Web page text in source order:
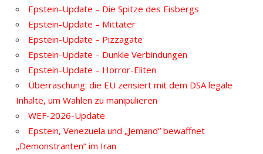
Epstein-Update – Die Spitze des Eisbergs
Epstein-Update – Mittäter
Epstein-Update – Pizzagate
Epstein-Update – Dunkle Verbindungen
Epstein-Update – Horror-Eliten
Überraschung: die EU zensiert mit dem DSA legale
Inhalte, um Wahlen zu manipulieren
WEF-2026-Update
Epstein, Venezuela und „Jemand“ bewaffnet
„Demonstranten“ im Iran